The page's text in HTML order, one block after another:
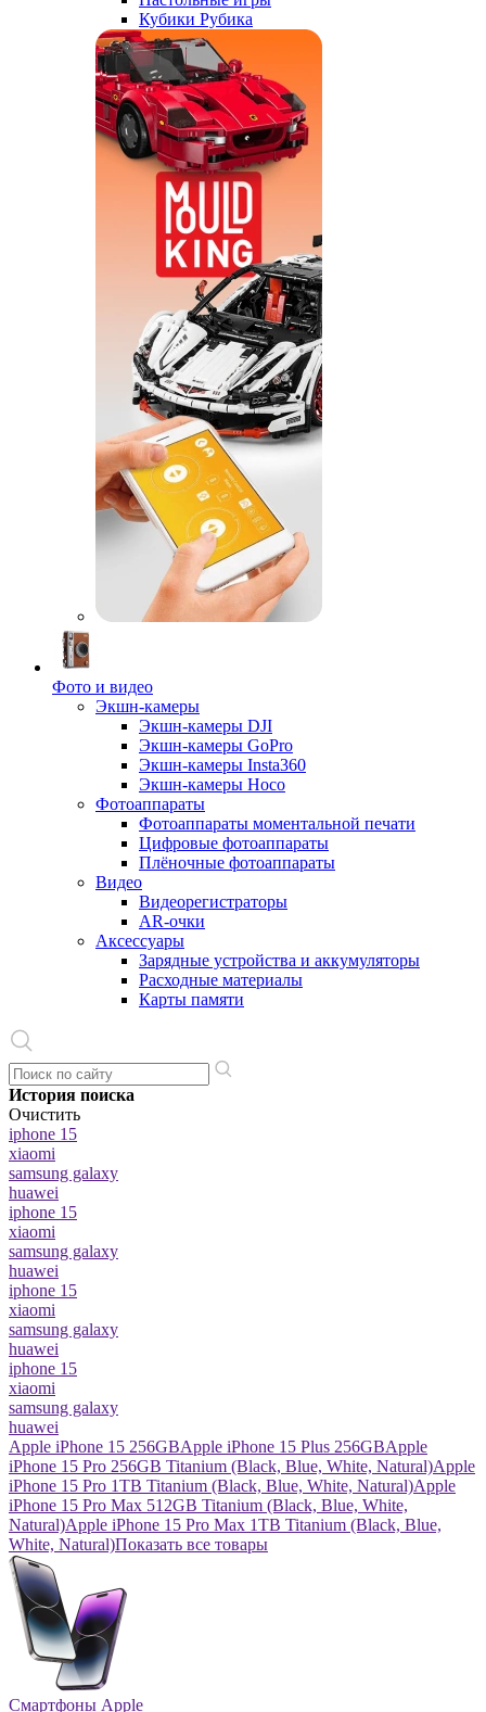
Кубики Рубика
Фото и видео
Экшн-камеры
Экшн-камеры DJI
Экшн-камеры GoPro
Экшн-камеры Insta360
Экшн-камеры Hoco
Фотоаппараты
Фотоаппараты моментальной печати
Цифровые фотоаппараты
Плёночные фотоаппараты
Видео
Видеорегистраторы
AR-очки
Аксессуары
Зарядные устройства и аккумуляторы
Расходные материалы
Карты памяти
История поиска
Очистить
iphone 15
xiaomi
samsung galaxy
huawei
iphone 15
xiaomi
samsung galaxy
huawei
iphone 15
xiaomi
samsung galaxy
huawei
iphone 15
xiaomi
samsung galaxy
huawei
Apple iPhone 15 256GBApple iPhone 15 Plus 256GBApple
iPhone 15 Pro 256GB Titanium (Black, Blue, White, Natural)Apple
iPhone 15 Pro 1TB Titanium (Black, Blue, White, Natural)Apple
iPhone 15 Pro Max 512GB Titanium (Black, Blue, White,
Natural)Apple iPhone 15 Pro Max 1TB Titanium (Black, Blue,
White, Natural)Показать все товары
Смартфоны Apple